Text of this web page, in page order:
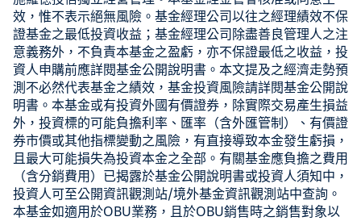
效，惟不表示絕無風險。基金經理公司以往之經理績效不保
證基金之最低投資收益；基金經理公司除盡善良管理人之注
意義務外，不負責本基金之盈虧，亦不保證最低之收益，投
資人申購前應詳閱基金公開說明書。本文提及之經濟走勢預
測不必然代表基金之績效，基金投資風險請詳閱基金公開說
明書。本基金或有投資外國有價證券，除實際交易產生損益
外，投資標的可能負擔利率、匯率（含外匯管制）、有價證
券市價或其他指標變動之風險，有直接導致本金發生虧損，
且最大可能損失為投資本金之全部。有關基金應負擔之費用
（含分銷費用）已揭露於基金公開說明書或投資人須知中，
投資人可至公開資訊觀測站/境外基金資訊觀測站中查詢。
本基金如適用於OBU業務，且於OBU銷售時之銷售對象以